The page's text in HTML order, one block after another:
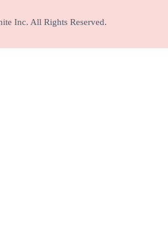
Inc. All Rights Reserved.